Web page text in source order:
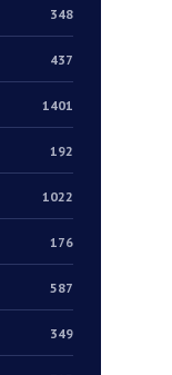
348
437
1401
192
1022
176
587
349